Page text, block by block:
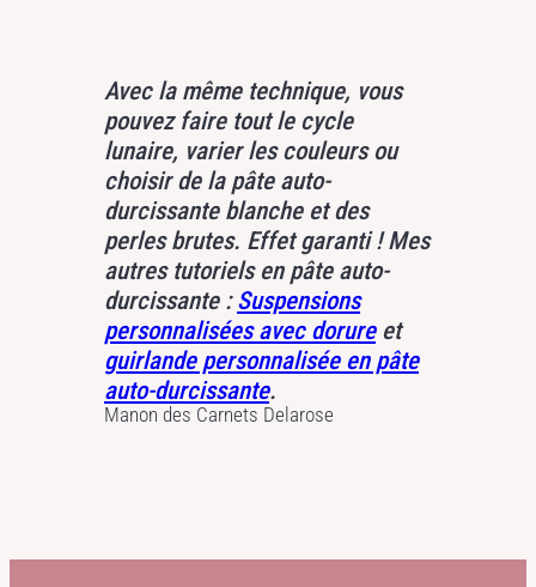
Avec la même technique, vous
pouvez faire tout le cycle
lunaire, varier les couleurs ou
choisir de la pâte auto-
durcissante blanche et des
perles brutes. Effet garanti ! Mes
autres tutoriels en pâte auto-
durcissante :Suspensions
personnalisées avec dorureet
guirlande personnalisée en pâte
auto-durcissante.
Manon des Carnets Delarose